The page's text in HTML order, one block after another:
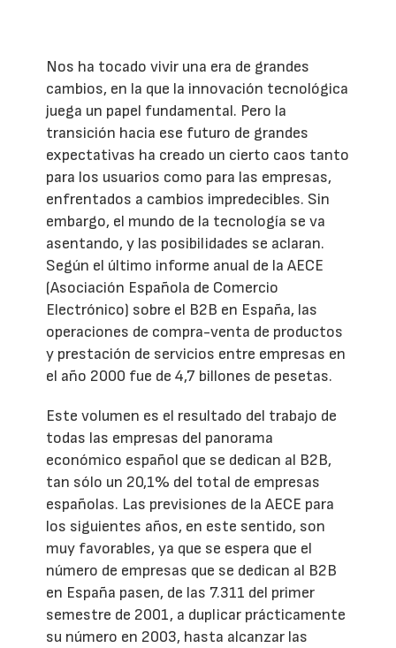
Nos ha tocado vivir una era de grandes
cambios, en la que la innovación tecnológica
juega un papel fundamental. Pero la
transición hacia ese futuro de grandes
expectativas ha creado un cierto caos tanto
para los usuarios como para las empresas,
enfrentados a cambios impredecibles. Sin
embargo, el mundo de la tecnología se va
asentando, y las posibilidades se aclaran.
Según el último informe anual de la AECE
(Asociación Española de Comercio
Electrónico) sobre el B2B en España, las
operaciones de compra-venta de productos
y prestación de servicios entre empresas en
el año 2000 fue de 4,7 billones de pesetas.
Este volumen es el resultado del trabajo de
todas las empresas del panorama
económico español que se dedican al B2B,
tan sólo un 20,1% del total de empresas
españolas. Las previsiones de la AECE para
los siguientes años, en este sentido, son
muy favorables, ya que se espera que el
número de empresas que se dedican al B2B
en España pasen, de las 7.311 del primer
semestre de 2001, a duplicar prácticamente
su número en 2003, hasta alcanzar las